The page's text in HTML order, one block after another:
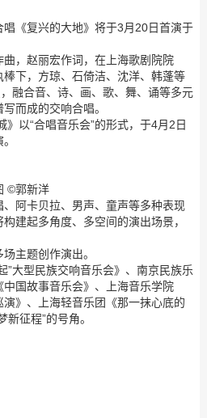
《复兴的大地》将于3月20日首演于
，赵丽宏作词，在上海歌剧院院
下，方琼、石倚洁、沈洋、韩蓬等
融合音、诗、画、歌、舞、诵等多元
而成的交响合唱。
以“合唱音乐会”的形式，于4月2日
©郭新洋
阿卡贝拉、男声、童声等多种表现
建起多角度、多空间的演出场景，
主题创作演出。
”大型民族交响音乐会》、南京民族乐
国故事音乐会》、上海音乐学院
演》、上海轻音乐团《那一抹心底的
征程”的号角。